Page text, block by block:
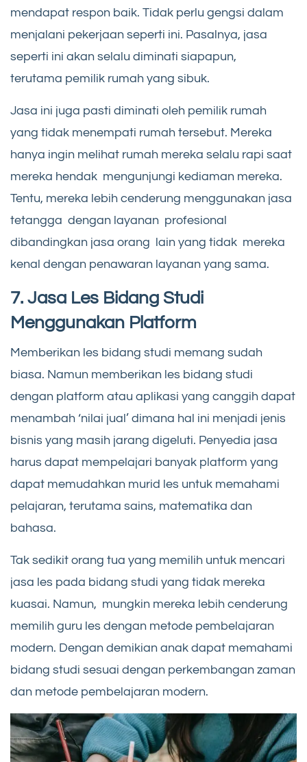
mendapat respon baik. Tidak perlu gengsi dalam
menjalani pekerjaan seperti ini. Pasalnya, jasa
seperti ini akan selalu diminati siapapun,
terutama pemilik rumah yang sibuk.
Jasa ini juga pasti diminati oleh pemilik rumah
yang tidak menempati rumah tersebut. Mereka
hanya ingin melihat rumah mereka selalu rapi saat
mereka hendak mengunjungi kediaman mereka.
Tentu, mereka lebih cenderung menggunakan jasa
tetangga dengan layanan profesional
dibandingkan jasa orang lain yang tidak mereka
kenal dengan penawaran layanan yang sama.
7. Jasa Les Bidang Studi
Menggunakan Platform
Memberikan les bidang studi memang sudah
biasa. Namun memberikan les bidang studi
dengan platform atau aplikasi yang canggih dapat
menambah ‘nilai jual’ dimana hal ini menjadi jenis
bisnis yang masih jarang digeluti. Penyedia jasa
harus dapat mempelajari banyak platform yang
dapat memudahkan murid les untuk memahami
pelajaran, terutama sains, matematika dan
bahasa.
Tak sedikit orang tua yang memilih untuk mencari
jasa les pada bidang studi yang tidak mereka
kuasai. Namun, mungkin mereka lebih cenderung
memilih guru les dengan metode pembelajaran
modern. Dengan demikian anak dapat memahami
bidang studi sesuai dengan perkembangan zaman
dan metode pembelajaran modern.